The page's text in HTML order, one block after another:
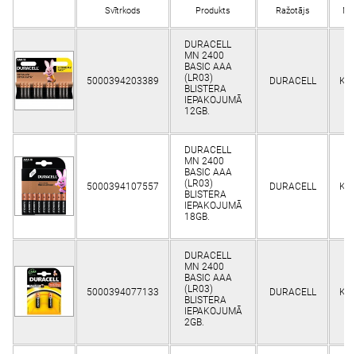
Svītrkods Produkts Ražotājs
5000394203389
DURACELL
MN 2400
BASIC AAA
(LR03)
BLISTERA
IEPAKOJUMĀ
12GB.
DURACELL
5000394107557
DURACELL
MN 2400
BASIC AAA
(LR03)
BLISTERA
IEPAKOJUMĀ
18GB.
DURACELL
5000394077133
DURACELL
MN 2400
BASIC AAA
(LR03)
BLISTERA
IEPAKOJUMĀ
2GB.
DURACELL